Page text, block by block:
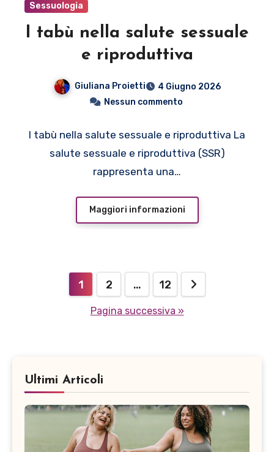
Sessuologia
I tabù nella salute sessuale
e riproduttiva
Giuliana Proietti
4 Giugno 2026
Nessun commento
I tabù nella salute sessuale e riproduttiva La
salute sessuale e riproduttiva (SSR)
rappresenta una…
Maggiori informazioni
Paginazione
1 2 … 12
Pagina successiva »
Ultimi Articoli